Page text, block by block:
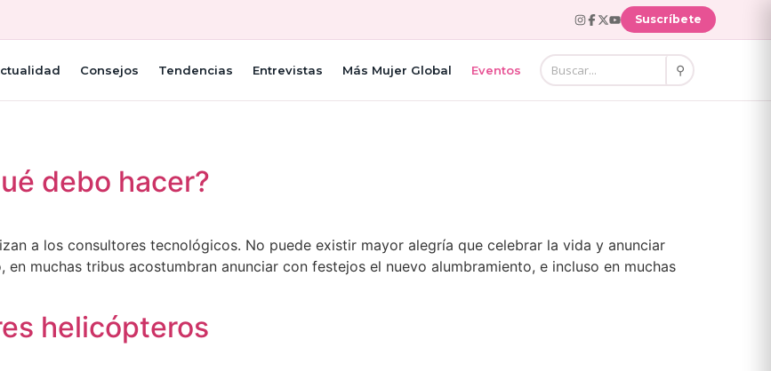
Suscríbete
Consejos Tendencias Entrevistas Más Mujer Global Eventos ⚲
debo hacer?
a los consultores tecnológicos. No puede existir mayor alegría que celebrar la vida y anunciar
en muchas tribus acostumbran anunciar con festejos el nuevo alumbramiento, e incluso en muchas
helicópteros